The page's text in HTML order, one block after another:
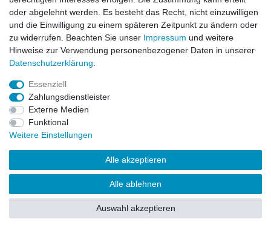
Barrierefreiheitserklärung Widerrufs­recht
Vertrag widerrufen
© Copyright 2026 | Alle Rechte vorbehalten.
oder abgelehnt werden. Es besteht das Recht, nicht einzuwilligen
und die Einwilligung zu einem späteren Zeitpunkt zu ändern oder
zu widerrufen. Beachten Sie unser Impressum und weitere
Hinweise zur Verwendung personenbezogener Daten in unserer
Daten­schutz­erklärung
Essenziell
Zahlungsdienstleister
Externe Medien
Funktional
Weitere Einstellungen
Alle akzeptieren
Alle ablehnen
Auswahl akzeptieren